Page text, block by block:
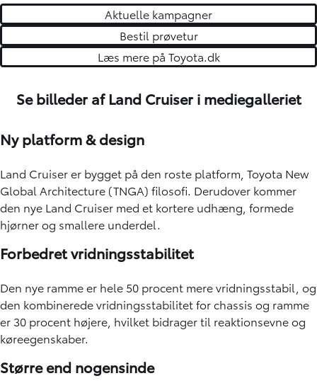
Aktuelle kampagner
Bestil prøvetur
Læs mere på Toyota.dk
Se billeder af Land Cruiser i mediegalleriet
Ny platform & design
Land Cruiser er bygget på den roste platform, Toyota New
Global Architecture (TNGA) filosofi. Derudover kommer
den nye Land Cruiser med et kortere udhæng, formede
hjørner og smallere underdel.
Forbedret vridningsstabilitet
Den nye ramme er hele 50 procent mere vridningsstabil, og
den kombinerede vridningsstabilitet for chassis og ramme
er 30 procent højere, hvilket bidrager til reaktionsevne og
køreegenskaber.
Større end nogensinde